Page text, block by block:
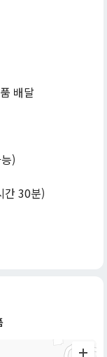
배달
)
간 30분)